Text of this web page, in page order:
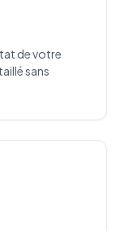
de votre
sans